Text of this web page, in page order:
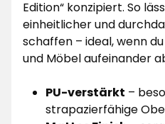
Edition“ konzipiert. So
einheitlicher und
schaffen – ideal, wenn
und Möbel aufeinander
PU-verstärkt –
strapazierfähige